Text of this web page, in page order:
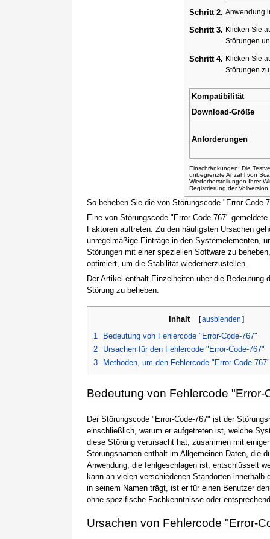
So beheben Sie die von Störungscode "Error-Code-
Eine von Störungscode "Error-Code-767"
Faktoren auftreten. Zu den häufigsten Ursachen
unregelmäßige Einträge in den Systemelementen,
Störungen mit einer speziellen Software zu
optimiert, um die Stabilität wiederherzustellen.
Der Artikel enthält Einzelheiten über die
Störung zu beheben.
Inhalt [ ausblenden ]
1
Bedeutung von Fehlercode "Error-Code-767"
2
Ursachen für den Fehlercode "Error-Code-767"
3
Methoden, um den Fehlercode "Error-Code-
Bedeutung von Fehlercode "Error-
Der Störungscode "Error-Code-767" ist der
einschließlich, warum er aufgetreten ist, welche
diese Störung verursacht hat, zusammen mit
Störungsnamen enthält im Allgemeinen Daten, die
Anwendung, die fehlgeschlagen ist, entschlüsselt
kann an vielen verschiedenen Standorten
in seinem Namen trägt, ist er für einen Benutzer
ohne spezifische Fachkenntnisse oder
Ursachen von Fehlercode "Error-
Schritt 2. Anwendung
Schritt 3. Klicken Sie
Störungen
Schritt 4. Klicken Sie
Störungen
Kompatibilität
Download-Größe
Anforderungen
Einschränkungen: Die
unbegrenzte Anzahl von
Wiederherstellungen Ihrer
Registrierung der